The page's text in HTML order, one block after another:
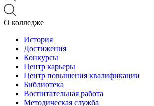
О колледже
История
Достижения
Конкурсы
Центр карьеры
Центр повышения квалификации
Библиотека
Воспитательная работа
Методическая служба